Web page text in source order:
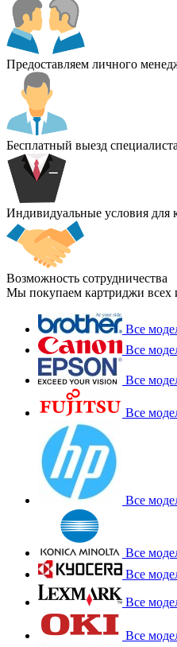
Предоставляем личного
Бесплатный выезд специалиста
Индивидуальные условия для
Возможность сотрудничества
Мы покупаем картриджи всех
Все
Все
Все
Все
Все
Все
Все
Все
Все